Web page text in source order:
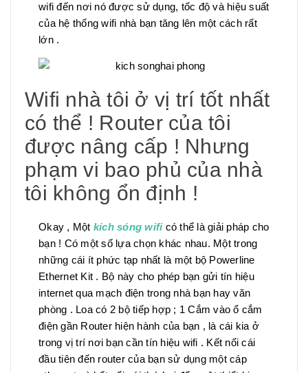
wifi đến nơi nó được sử dụng, tốc độ và hiệu suất
của hệ thống wifi nhà bạn tăng lên một cách rất
lớn .
Wifi nhà tôi ở vị trí tốt nhất
có thể ! Router của tôi
được nâng cấp ! Nhưng
phạm vi bao phủ của nhà
tôi không ổn định !
Okay , Một kích sóng wificó thể là giải pháp cho
bạn ! Có một số lựa chọn khác nhau. Một trong
những cái ít phức tạp nhất là một bộ Powerline
Ethernet Kit . Bộ này cho phép bạn gửi tín hiệu
internet qua mạch điện trong nhà bạn hay văn
phòng . Loa có 2 bộ tiếp hợp ; 1 Cắm vào ổ cắm
điện gần Router hiện hành của bạn , là cái kia ở
trong vị trí nơi bạn cần tín hiệu wifi . Kết nối cái
đầu tiên đến router của bạn sử dụng một cáp